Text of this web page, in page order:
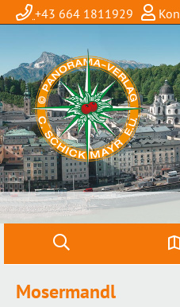
+43 664 1811929
Mosermandl